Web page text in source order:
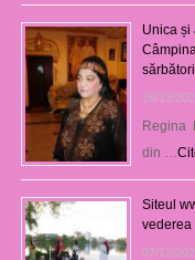
Unica și
26/12/
Regina
din …
Siteul
vederea
07/12/